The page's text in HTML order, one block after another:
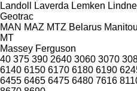
Landoll
Laverda Lemken
Geotrac
MAN MAZ MTZ Belarus Manitou
MT
Massey Ferguson
40 375 390 2640 3060 3070
6140 6150 6170 6180 6190
6455 6465 6475 6480 7616